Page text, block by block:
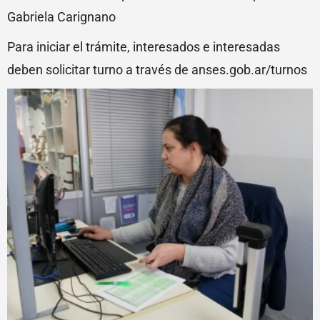
Gabriela Carignano
Para iniciar el trámite, interesados e interesadas
deben solicitar turno a través de anses.gob.ar/turnos